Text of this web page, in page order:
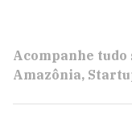
Acompanhe tudo
Amazônia